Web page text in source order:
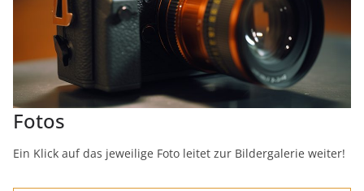
Fotos
Ein Klick auf das jeweilige Foto leitet zur Bildergalerie weiter!